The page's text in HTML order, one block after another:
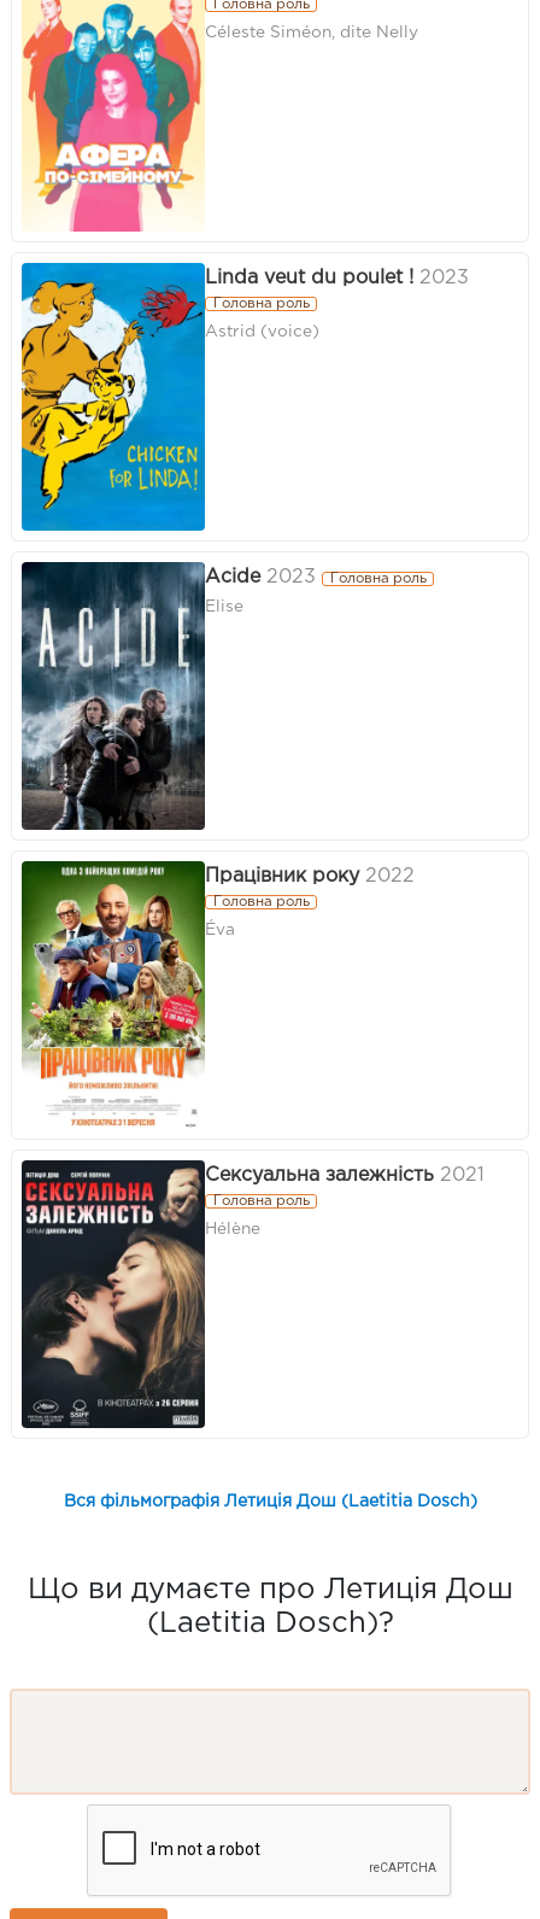
Головна роль
Céleste Siméon, dite Nelly
Linda veut du poulet ! 2023
Головна роль
Astrid (voice)
Acide 2023 Головна роль
Elise
Працівник року 2022
Головна роль
Éva
Сексуальна залежність 2021
Головна роль
Hélène
Вся фільмографія Летиція Дош (Laetitia Dosch)
Що ви думаєте про Летиція Дош
(Laetitia Dosch)?